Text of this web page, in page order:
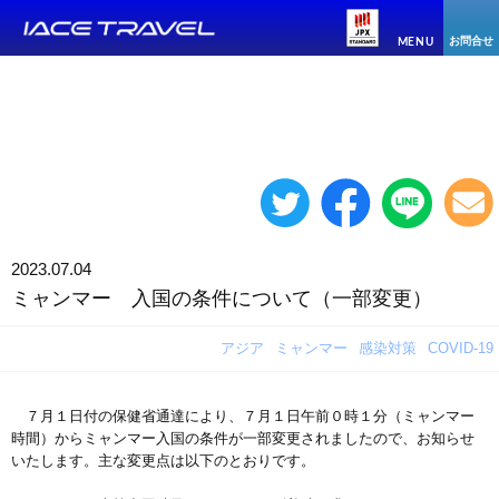
MENU お問合せ
2023.07.04
ミャンマー 入国の条件について（一部変更）
アジア ミャンマー 感染対策 COVID-19
７月１日付の保健省通達により、７月１日午前０時１分（ミャンマー
時間）からミャンマー入国の条件が一部変更されましたので、お知らせ
いたします。主な変更点は以下のとおりです。